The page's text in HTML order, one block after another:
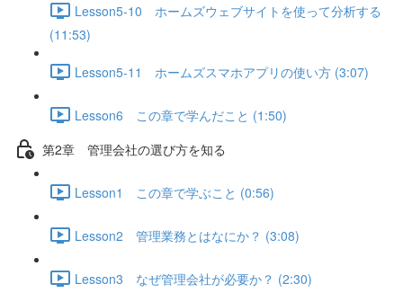
Lesson5-10 ホームズウェブサイトを使って分析する
(11:53)
Lesson5-11 ホームズスマホアプリの使い方 (3:07)
Lesson6 この章で学んだこと (1:50)
第2章 管理会社の選び方を知る
Lesson1 この章で学ぶこと (0:56)
Lesson2 管理業務とはなにか？ (3:08)
Lesson3 なぜ管理会社が必要か？ (2:30)